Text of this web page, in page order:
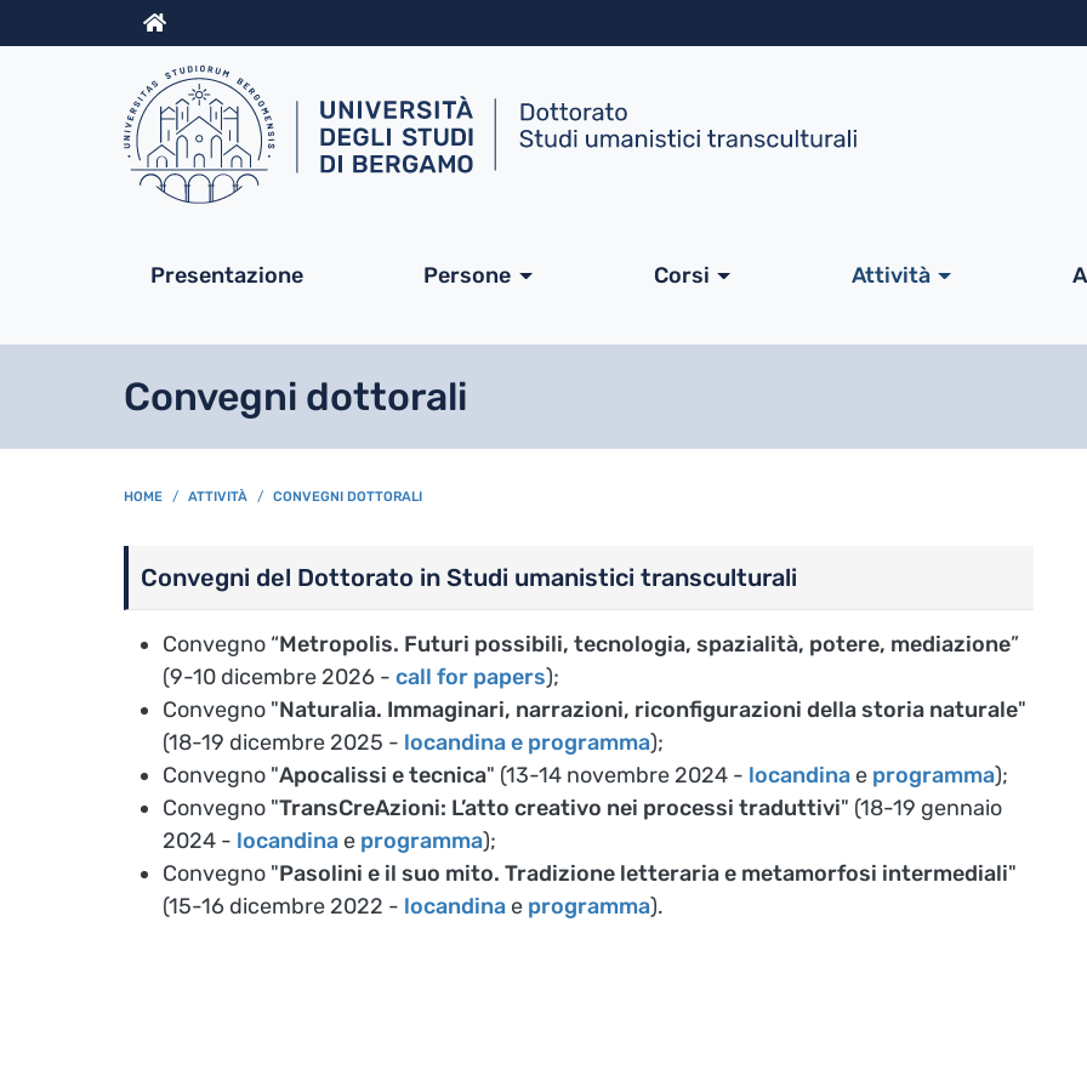
Info
Navigazione principale
Presentazione Persone Corsi Attività
Convegni dottorali
BREADCRUMB
HOME ATTIVITÀ CONVEGNI DOTTORALI
Convegni del Dottorato in Studi umanistici transculturali
Convegno “Metropolis. Futuri possibili, tecnologia, spazialità, potere, mediazione”
(9-10 dicembre 2026 - call for papers);
Convegno "Naturalia. Immaginari, narrazioni, riconfigurazioni della storia naturale"
(18-19 dicembre 2025 - locandina e programma);
Convegno "Apocalissi e tecnica" (13-14 novembre 2024 - locandina e programma);
Convegno "TransCreAzioni: L’atto creativo nei processi traduttivi" (18-19 gennaio
2024 - locandina e programma);
Convegno "Pasolini e il suo mito. Tradizione letteraria e metamorfosi intermediali"
(15-16 dicembre 2022 - locandina e programma).